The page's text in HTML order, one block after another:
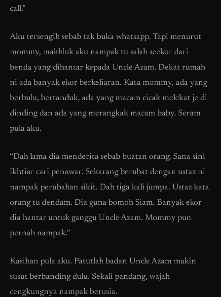
call.”
Aku tersengih sebab tak buka whatsapp. Tapi menurut
mommy, makhluk aku nampak tu salah seekor dari
benda yang dihantar kepada Uncle Azam. Dekat rumah
ni ada banyak ekor berkeliaran. Kata mommy, ada yang
berbulu, bertanduk, ada yang macam cicak melekat je di
dinding dan ada yang merangkak macam baby. Seram
pula aku.
“Dah lama dia menderita sebab buatan orang. Sana sini
ikhtiar cari penawar. Sekarang berubat dengan ustaz ni
nampak perubahan sikit. Dah tiga kali jumpa. Ustaz kata
orang tu dendam. Dia guna bomoh Siam. Banyak ekor
dia hantar untuk ganggu Uncle Azam. Mommy pun
pernah nampak.”
Kasihan pula aku. Patutlah badan Uncle Azam makin
susut berbanding dulu. Sekali pandang, wajah
cengkungnya nampak berusia.